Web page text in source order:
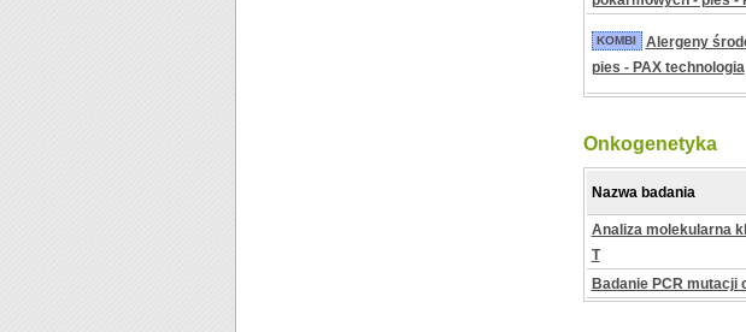
KOMBI
Alergeny
pies - PAX technologia
Onkogenetyka
Nazwa badania
Analiza molekularna
T
Badanie PCR mutacji